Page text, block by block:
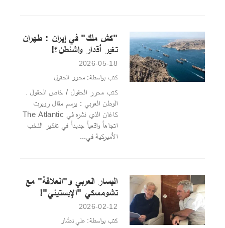
"كش ملك" في إيران : طهران
تغير أقدار واشنطن؟!
2026-05-18
كتب بواسطة: محرر الحقول
كتب محرر الحقول / خاص الحقول ـ
الوطن العربي : يرسم مقال روبرت
كاغان الذي نشره في The Atlantic
اتجاهاً واقعياً جديداً في تفكير النخب
الأميركية في...
اليسار العربي و"العلاقة" مع
تشومسكي "الإبستيني"!
2026-02-12
كتب بواسطة: علي نصَّار